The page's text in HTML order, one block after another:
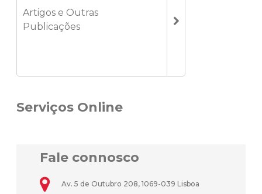
Artigos e Outras
Publicações
Serviços Online
Fale connosco
Av. 5 de Outubro 208, 1069-039 Lisboa